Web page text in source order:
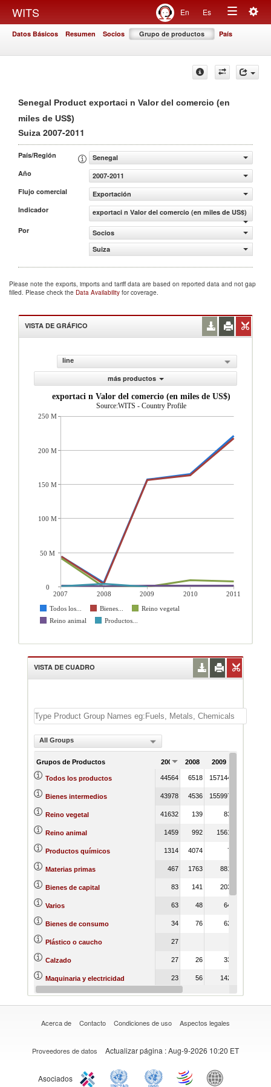
WITS En Es
Toggle
Datos Básicos Resumen Socios Grupo de productos País
Senegal Product exportaci n Valor del comercio (en
miles de US$)
Suiza 2007-2011
País/Región
Senegal
Año
2007-2011
Flujo comercial
Exportación
Indicador
exportaci n Valor del comercio (en miles de US$)
Por
Socios
Suiza
Please note the exports, imports and tariff data are based on reported data and not gap
filled. Please check the Data Availability for coverage.
VISTA DE GRÁFICO
line
más productos
exportaci n Valor del comercio (en miles de US$)
Source:WITS - Country Profile
2007 2008 2009 2010
2011
Todos los...
Bienes...
Reino vegetal
Reino animal
Productos...
250 M
200 M
150 M
100 M
50 M
0
VISTA DE CUADRO
All Groups
Grupos de Productos 2007 2008 2009
Todos los productos 44564 6518 157144
Bienes intermedios 43978 4536 155997
Reino vegetal 41632 139 83
Reino animal 1459 992 1561
Productos químicos 1314 4074 7
Materias primas 467 1763 881
Bienes de capital 83 141 203
Varios 63 48 64
Bienes de consumo 34 76 62
Plástico o caucho 27
Calzado 27 26 33
Maquinaria y electricidad 23 56 142
Textiles y prendas de vestir 15 46 42
Acerca de Contacto Condiciones de uso Aspectos legales
Proveedores de datos Actualizar página : Aug-9-2026 10:20 ET
Asociados